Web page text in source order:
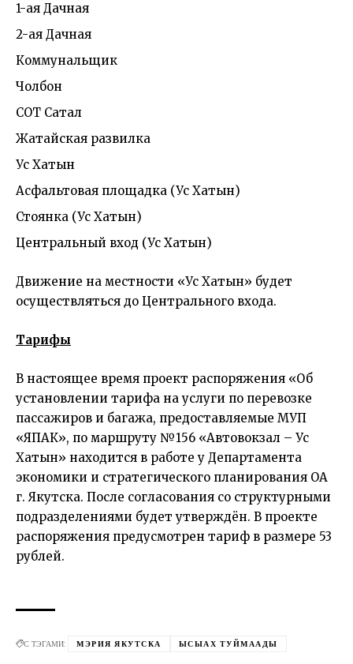
1-ая Дачная
2-ая Дачная
Коммунальщик
Чолбон
СОТ Сатал
Жатайская развилка
Ус Хатын
Асфальтовая площадка (Ус Хатын)
Стоянка (Ус Хатын)
Центральный вход (Ус Хатын)
Движение на местности «Ус Хатын» будет
осуществляться до Центрального входа.
Тарифы
В настоящее время проект распоряжения «Об
установлении тарифа на услуги по перевозке
пассажиров и багажа, предоставляемые МУП
«ЯПАК», по маршруту №156 «Автовокзал – Ус
Хатын» находится в работе у Департамента
экономики и стратегического планирования ОА
г. Якутска. После согласования со структурными
подразделениями будет утверждён. В проекте
распоряжения предусмотрен тариф в размере 53
рублей.
С ТЭГАМИ: МЭРИЯ ЯКУТСКА ЫСЫАХ ТУЙМААДЫ